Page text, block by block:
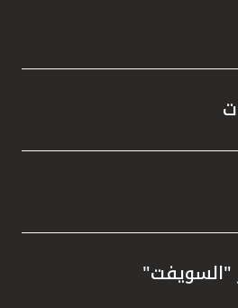
"السويفت"